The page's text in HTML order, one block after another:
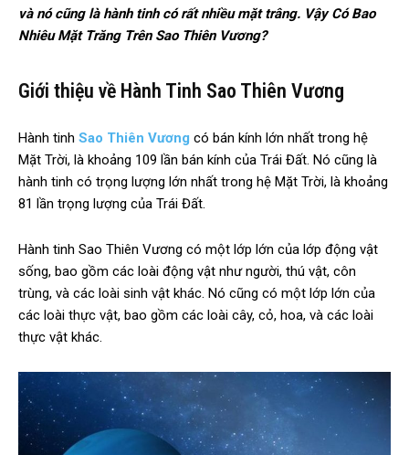
và nó cũng là hành tinh có rất nhiều mặt trâng. Vậy Có Bao
Nhiêu Mặt Trăng Trên Sao Thiên Vương?
Giới thiệu về Hành Tinh Sao Thiên Vương
Hành tinh Sao Thiên Vương có bán kính lớn nhất trong hệ
Mặt Trời, là khoảng 109 lần bán kính của Trái Đất. Nó cũng là
hành tinh có trọng lượng lớn nhất trong hệ Mặt Trời, là khoảng
81 lần trọng lượng của Trái Đất.
Hành tinh Sao Thiên Vương có một lớp lớn của lớp động vật
sống, bao gồm các loài động vật như người, thú vật, côn
trùng, và các loài sinh vật khác. Nó cũng có một lớp lớn của
các loài thực vật, bao gồm các loài cây, cỏ, hoa, và các loài
thực vật khác.